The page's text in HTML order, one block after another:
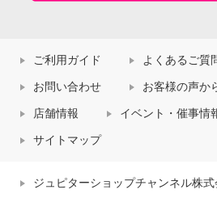
ご利用ガイド よくあるご質
お問い合わせ お客様の声か
店舗情報 イベント・催事情
サイトマップ
ジュピターショップチャンネル株